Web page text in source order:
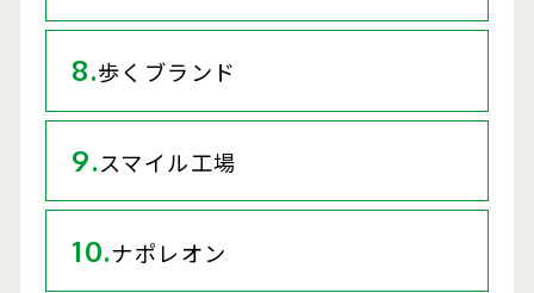
8.歩くブランド
9. スマイル工場
10.ナポレオン